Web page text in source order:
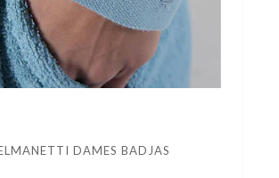
DAMES BADJAS